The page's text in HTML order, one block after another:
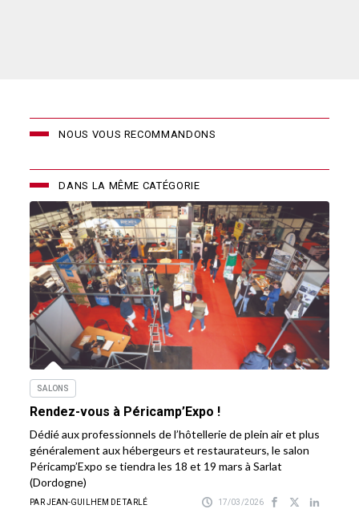
NOUS VOUS RECOMMANDONS
DANS LA MÊME CATÉGORIE
SALONS
Rendez-vous à Péricamp’Expo !
Dédié aux professionnels de l’hôtellerie de plein air et plus
généralement aux hébergeurs et restaurateurs, le salon
Péricamp’Expo se tiendra les 18 et 19 mars à Sarlat
(Dordogne)
PAR JEAN-GUILHEM DE TARLÉ 17/03/2026